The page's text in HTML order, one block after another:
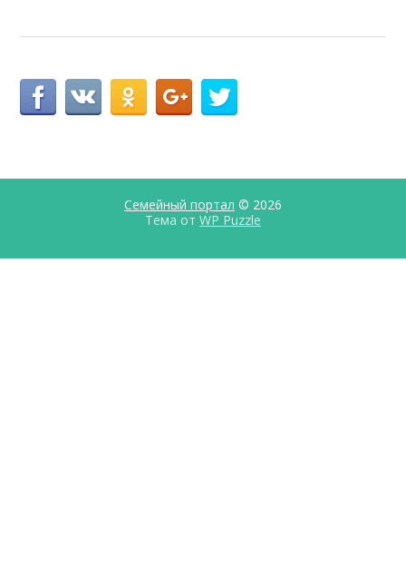
Семейный портал © 2026
Тема от WP Puzzle